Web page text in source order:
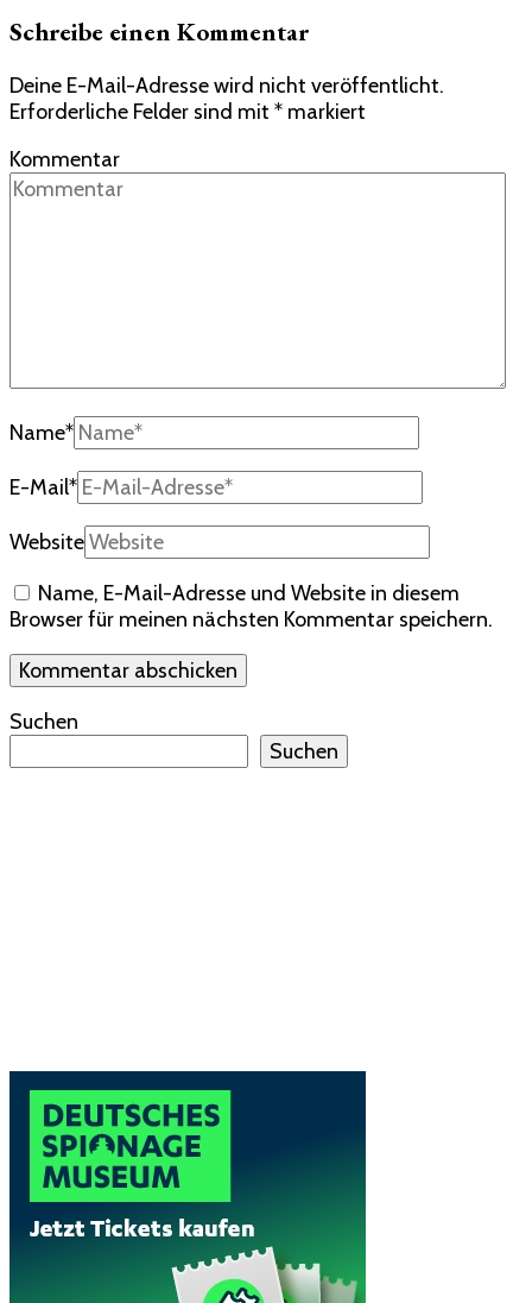
Schreibe einen Kommentar
Deine E-Mail-Adresse wird nicht veröffentlicht.
Erforderliche Felder sind mit * markiert
Kommentar
Name*
E-Mail*
Website
Name, E-Mail-Adresse und Website in diesem
Browser für meinen nächsten Kommentar speichern.
Suchen
Suchen